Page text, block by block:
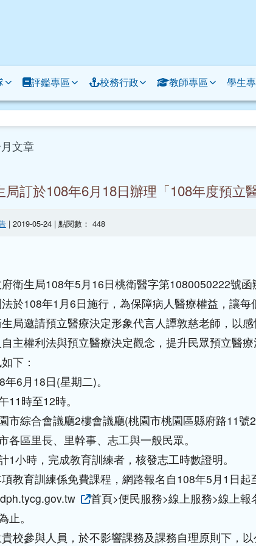
評鑑專區 校務行政 教師專區 學生
文章
訂於108年6月18日辦理「108年度預立
| 2019-05-24 | 點閱數： 448
衛生局108年5月16日桃衛醫字第1080050222號函
於108年1月6日施行，為保障病人醫療權益，讓
局邀請預立醫療決定形象代言人譚敦慈老師，以
主權利法與預立醫療決定觀念，提升民眾預立醫療
下：
6月18日(星期二)。
11時至12時。
市綜合會議廳2樓會議廳(桃園市桃園區縣府路11號2
各區里長、里幹事、志工與一般民眾。
1小時，完成教育訓練者，核發志工時數證明。
教育訓練係免費課程，網路報名自108年5月1日
首頁>便民服務>線上服務>線上
止。
校參與人員，於不影響課務及課務自理原則下，以